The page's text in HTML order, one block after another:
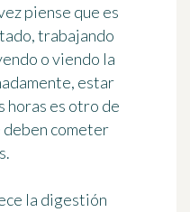
piense que es
trabajando
o viendo la
estar
horas es otro de
deben cometer
la digestión